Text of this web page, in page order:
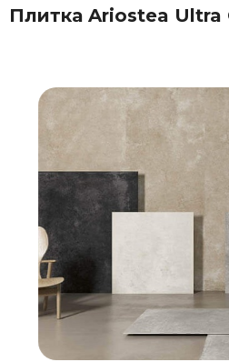
Плитка Ariostea Ultra